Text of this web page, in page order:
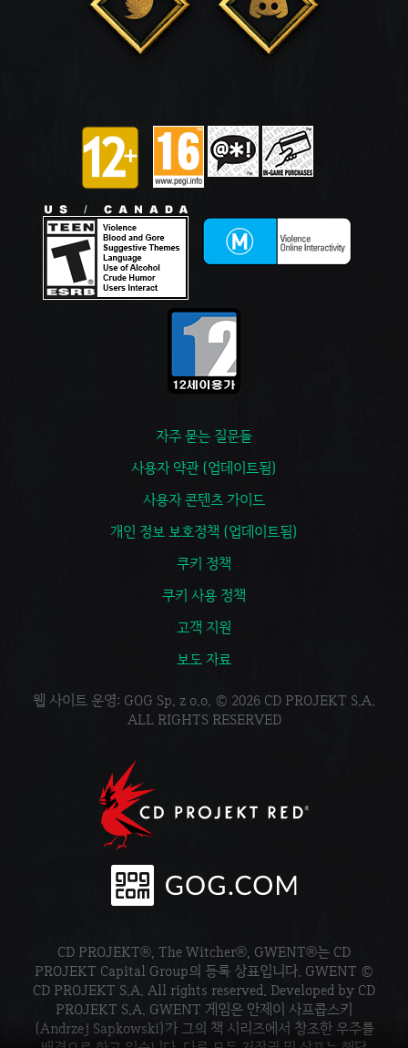
자주 묻는 질문들
사용자 약관 (업데이트됨)
사용자 콘텐츠 가이드
개인 정보 보호정책 (업데이트됨)
쿠키 정책
쿠키 사용 정책
고객 지원
보도 자료
웹 사이트 운영: GOG Sp. z o.o. © 2026 CD PROJEKT S.A.
ALL RIGHTS RESERVED
CD PROJEKT®, The Witcher®, GWENT®는 CD
PROJEKT Capital Group의 등록 상표입니다. GWENT ©
CD PROJEKT S.A. All rights reserved. Developed by CD
PROJEKT S.A. GWENT 게임은 안제이 사프콥스키
(Andrzej Sapkowski)가 그의 책 시리즈에서 창조한 우주를